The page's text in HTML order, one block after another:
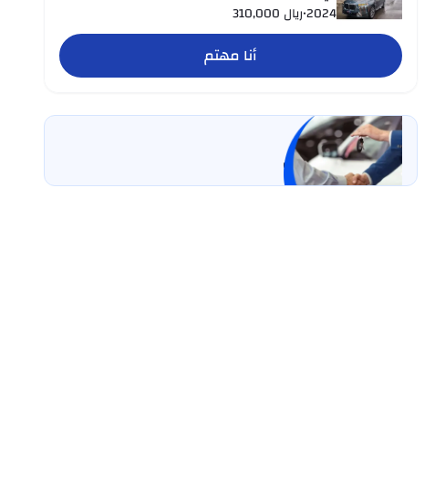
2024
•ريال 310,000
أنا مهتم
بيع سيارتي
خليها على كارسويتش